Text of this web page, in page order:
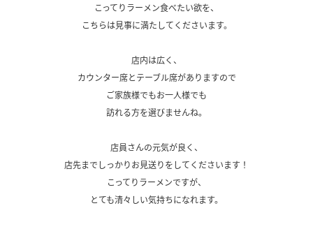
こってりラーメン食べたい欲を、
こちらは見事に満たしてくださいます。
店内は広く、
カウンター席とテーブル席がありますので
ご家族様でもお一人様でも
訪れる方を選びませんね。
店員さんの元気が良く、
店先までしっかりお見送りをしてくださいます！
こってりラーメンですが、
とても清々しい気持ちになれます。